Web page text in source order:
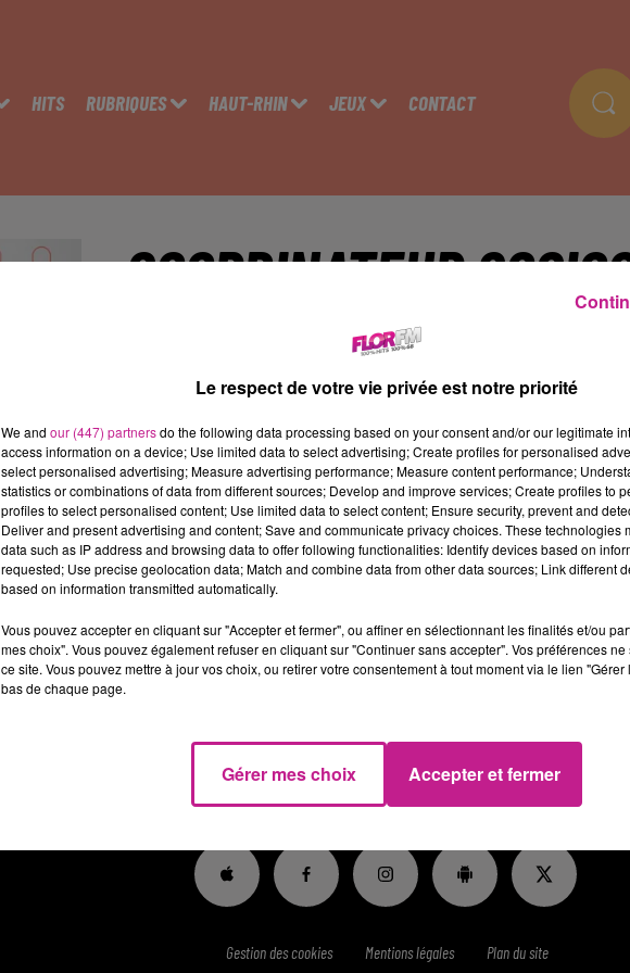
HITS RUBRIQUES HAUT-RHIN JEUX CONTACT
COORDINATEUR
COORDINATRICE
ST LOUIS
https://candidat.francetravail.fr/offres/recherche/detail/184FXCR
Nous recherchons un éducateur socio culturel parlant le français,
L'éducateur se doit de s'occuper de l'éducation religieuse et des
HITS RUBRIQUES HAUT-RHIN JEUX
Gestion des cookies Mentions légales Plan du site
Le respect de votre vie privée est notre priorité
We and our (447) partnersdo the following data processing based on your consent and/or our legitimate
access information on a device; Use limited data to select advertising; Create profiles for personalised
select personalised advertising; Measure advertising performance; Measure content performance;
statistics or combinations of data from different sources; Develop and improve services; Create profiles to
profiles to select personalised content; Use limited data to select content; Ensure security, prevent and
Deliver and present advertising and content; Save and communicate privacy choices. These technologies
data such as IP address and browsing data to offer following functionalities: Identify devices based on
requested; Use precise geolocation data; Match and combine data from other data sources; Link different
based on information transmitted automatically.
Vous pouvez accepter en cliquant sur "Accepter et fermer", ou affiner en sélectionnant les finalités et/ou
mes choix". Vous pouvez également refuser en cliquant sur "Continuer sans accepter". Vos préférences
ce site. Vous pouvez mettre à jour vos choix, ou retirer votre consentement à tout moment via le lien
bas de chaque page.
Gérer mes choix Accepter et fermer